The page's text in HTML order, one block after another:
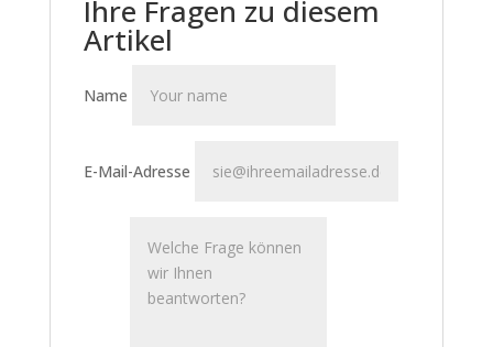
Ihre Fragen zu diesem
Artikel
Name
E-Mail-Adresse